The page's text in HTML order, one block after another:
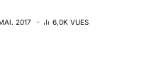
2017
6,0K VUES